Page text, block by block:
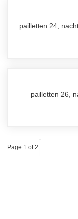
pailletten 24,
pailletten 26,
Page 1 of 2